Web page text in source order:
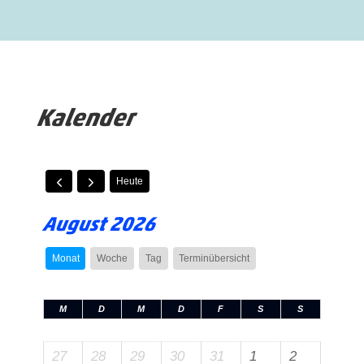
Kalender
Heute
August 2026
Monat Woche Tag Terminübersicht
M D M D F S S
27 28 29 30 31 1 2